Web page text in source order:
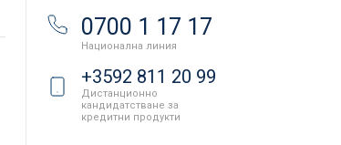
0700 1 17 17
Национална линия
+3592 811 20 99
Дистанционно
кандидатстване за
кредитни продукти